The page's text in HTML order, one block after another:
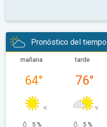
Pronóstico del tiempo
mañana
64°
5 %
tarde
76°
5 %